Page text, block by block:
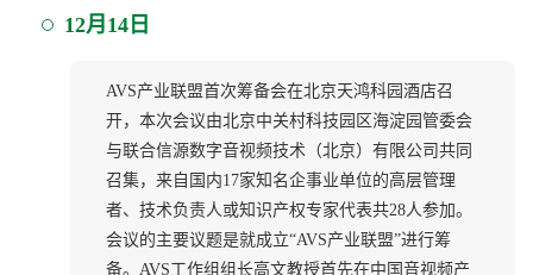
12月14日
AVS产业联盟首次筹备会在北京天鸿科园酒店召
开，本次会议由北京中关村科技园区海淀园管委会
与联合信源数字音视频技术（北京）有限公司共同
召集，来自国内17家知名企事业单位的高层管理
者、技术负责人或知识产权专家代表共28人参加。
会议的主要议题是就成立“AVS产业联盟”进行筹
备。AVS工作组组长高文教授首先在中国音视频产